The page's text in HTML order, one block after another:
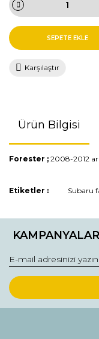
SEPETE EKLE
Karşılaştır
Ürün Bilgisi
Forester ; 2008-2012
Bu ürünün fiyat
Ürün
Ürün bilgilerinde
Bu ürüne benzer
Etiketler : Subaru